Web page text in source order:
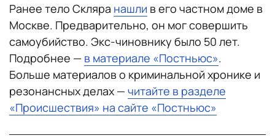
Ранее тело Скляра нашли в его частном доме в
Москве. Предварительно, он мог совершить
самоубийство. Экс-чиновнику было 50 лет.
Подробнее — в материале «Постньюс».
Больше материалов о криминальной хронике и
резонансных делах — читайте в разделе
«Происшествия» на сайте «Постньюс»